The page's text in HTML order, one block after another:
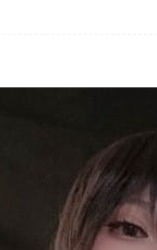
过期米线线喵